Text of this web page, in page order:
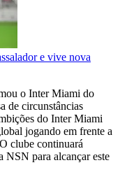
e vive nova
o Inter Miami do
de circunstâncias
do Inter Miami
jogando em frente a
clube continuará
NSN para alcançar este